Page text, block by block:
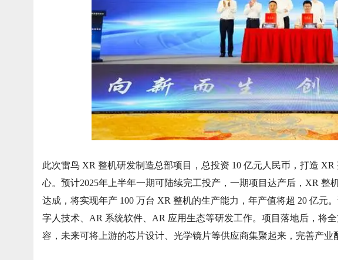
此次雷鸟 XR 整机研发制造总部项目，总投资 10 亿元人民币，打造
心。预计2025年上半年一期可陆续完工投产，一期项目达产后，XR 整
达成，将实现年产 100 万台 XR 整机的生产能力，年产值将超 20 亿元
字人技术、AR 系统软件、AR 应用生态等研发工作。项目落地后，将
容，未来可将上游的芯片设计、光学镜片等供应商集聚起来，完善产业